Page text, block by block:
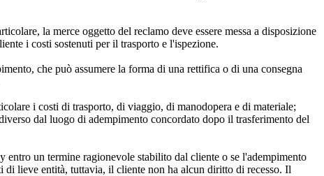
la merce oggetto del reclamo deve essere messa a disposizione
i costi sostenuti per il trasporto e l'ispezione.
che può assumere la forma di una rettifica o di una consegna
i costi di trasporto, di viaggio, di manodopera e di materiale;
dal luogo di adempimento concordato dopo il trasferimento del
un termine ragionevole stabilito dal cliente o se l'adempimento
lieve entità, tuttavia, il cliente non ha alcun diritto di recesso. Il